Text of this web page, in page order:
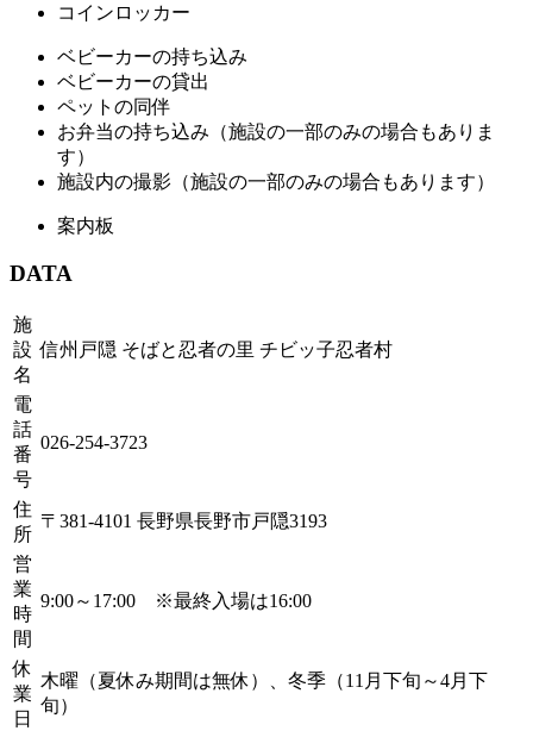
コインロッカー
ベビーカーの持ち込み
ベビーカーの貸出
ペットの同伴
お弁当の持ち込み（施設の一部のみの場合もありま
す）
施設内の撮影（施設の一部のみの場合もあります）
案内板
DATA
施
設
名
信州戸隠 そばと忍者の里 チビッ子忍者村
電
話
番
号
026-254-3723
住
所
〒381-4101 長野県長野市戸隠3193
営
業
時
間
9:00～17:00 ※最終入場は16:00
休
業
日
木曜（夏休み期間は無休）、冬季（11月下旬～4月下
旬）